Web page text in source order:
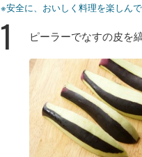
※安全に、おいしく料理を楽しん
1 ピーラーでなすの皮を